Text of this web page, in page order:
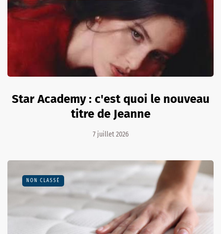
Star Academy : c'est quoi le nouveau
titre de Jeanne
7 juillet 2026
NON CLASSÉ